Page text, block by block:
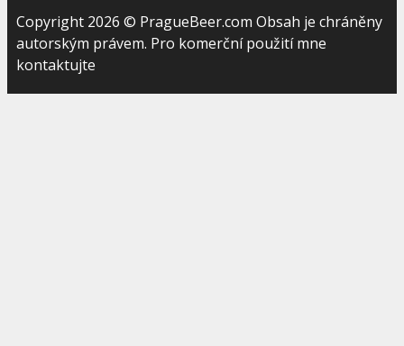
Copyright 2026 © PragueBeer.com Obsah je chráněny
autorským právem. Pro komerční použití mne
kontaktujte